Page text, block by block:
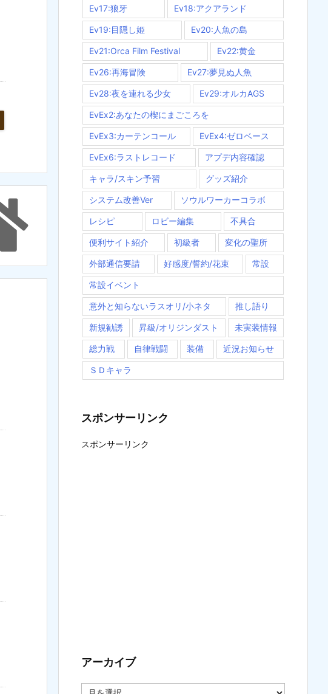
Ev17:狼牙 Ev18:アクアランド
Ev19:目隠し姫 Ev20:人魚の島
Ev21:Orca Film Festival Ev22:黄金
Ev26:再海冒険 Ev27:夢見ぬ人魚
Ev28:夜を連れる少女 Ev29:オルカAGS
EvEx2:あなたの楔にまごころを
EvEx3:カーテンコール EvEx4:ゼロベース
EvEx6:ラストレコード アプデ内容確認
キャラ/スキン予習 グッズ紹介
システム改善Ver ソウルワーカーコラボ
レシピ ロビー編集 不具合
便利サイト紹介 初級者 変化の聖所
外部通信要請 好感度/誓約/花束 常設
常設イベント
意外と知らないラスオリ/小ネタ 推し語り
新規勧誘 昇級/オリジンダスト 未実装情報
総力戦 自律戦闘 装備 近況お知らせ
ＳＤキャラ
スポンサーリンク
スポンサーリンク
アーカイブ